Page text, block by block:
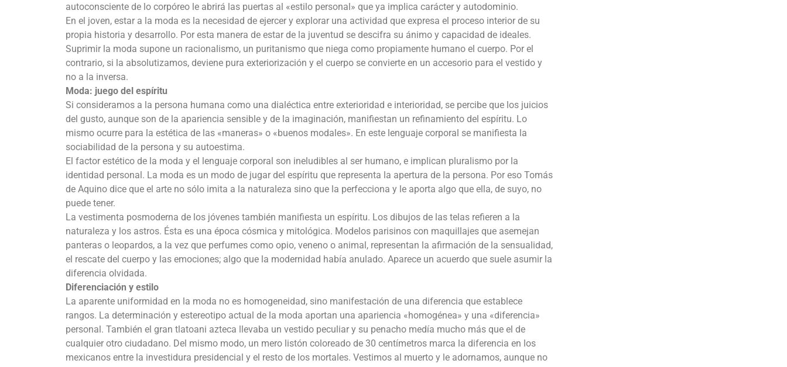
autoconsciente de lo corpóreo le abrirá las puertas al «estilo personal» que ya implica carácter y autodominio.
En el joven, estar a la moda es la necesidad de ejercer y explorar una actividad que expresa el proceso interior de su
propia historia y desarrollo. Por esta manera de estar de la juventud se descifra su ánimo y capacidad de ideales.
Suprimir la moda supone un racionalismo, un puritanismo que niega como propiamente humano el cuerpo. Por el
contrario, si la absolutizamos, deviene pura exteriorización y el cuerpo se convierte en un accesorio para el vestido y
no a la inversa.
Moda: juego del espíritu
Si consideramos a la persona humana como una dialéctica entre exterioridad e interioridad, se percibe que los juicios
del gusto, aunque son de la apariencia sensible y de la imaginación, manifiestan un refinamiento del espíritu. Lo
mismo ocurre para la estética de las «maneras» o «buenos modales». En este lenguaje corporal se manifiesta la
sociabilidad de la persona y su autoestima.
El factor estético de la moda y el lenguaje corporal son ineludibles al ser humano, e implican pluralismo por la
identidad personal. La moda es un modo de jugar del espíritu que representa la apertura de la persona. Por eso Tomás
de Aquino dice que el arte no sólo imita a la naturaleza sino que la perfecciona y le aporta algo que ella, de suyo, no
puede tener.
La vestimenta posmoderna de los jóvenes también manifiesta un espíritu. Los dibujos de las telas refieren a la
naturaleza y los astros. Ésta es una época cósmica y mitológica. Modelos parisinos con maquillajes que asemejan
panteras o leopardos, a la vez que perfumes como opio, veneno o animal, representan la afirmación de la sensualidad,
el rescate del cuerpo y las emociones; algo que la modernidad había anulado. Aparece un acuerdo que suele asumir la
diferencia olvidada.
Diferenciación y estilo
La aparente uniformidad en la moda no es homogeneidad, sino manifestación de una diferencia que establece
rangos. La determinación y estereotipo actual de la moda aportan una apariencia «homogénea» y una «diferencia»
personal. También el gran tlatoani azteca llevaba un vestido peculiar y su penacho medía mucho más que el de
cualquier otro ciudadano. Del mismo modo, un mero listón coloreado de 30 centímetros marca la diferencia en los
mexicanos entre la investidura presidencial y el resto de los mortales. Vestimos al muerto y le adornamos, aunque no